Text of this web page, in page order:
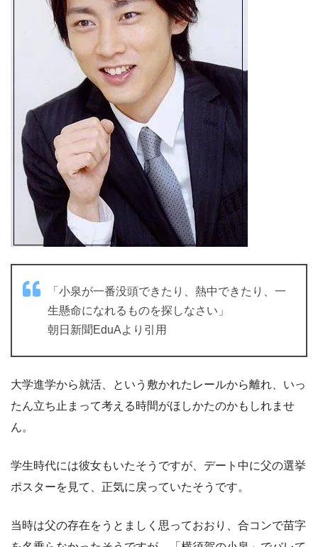
「小泉が一番没頭できたり、熱中できたり、一
生懸命になれるものを探しなさい」
朝日新聞EduAより引用
大学進学から就活、という敷かれたレールから離れ、いっ
たん立ち止まって考える時間がほしかたのかもしれませ
ん。
学生時代には彼女もいたそうですが、デート中に父の選挙
ポスターを見て、正気に戻っていたそうです。
当時は父の存在をうとましく思っておおり、合コンで苗字